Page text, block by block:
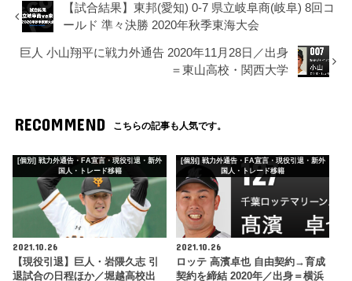
【試合結果】東邦(愛知) 0-7 県立岐阜商(岐阜) 8回コ
ールド 準々決勝 2020年秋季東海大会
巨人 小山翔平に戦力外通告 2020年11月28日／出身
＝東山高校・関西大学
RECOMMEND こちらの記事も人気です。
[個別] 戦力外通告・FA宣言・現役引退・新外
国人・トレード移籍
2021.10.26
【現役引退】巨人・岩隈久志 引
退試合の日程ほか／堀越高校出
[個別] 戦力外通告・FA宣言・現役引退・新外
国人・トレード移籍
2021.10.26
ロッテ 高濱卓也 自由契約→育成
契約を締結 2020年／出身＝横浜